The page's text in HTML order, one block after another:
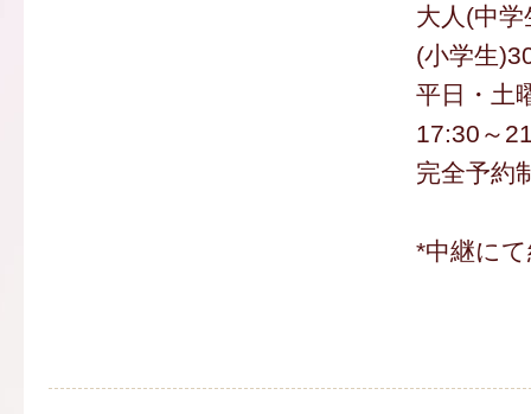
大人(中
(小学生
平日・土
17:30～
完全予約
*中継に